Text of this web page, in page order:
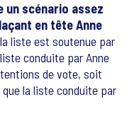
un scénario assez
en tête Anne
liste est soutenue par
conduite par Anne
de vote, soit
la liste conduite par